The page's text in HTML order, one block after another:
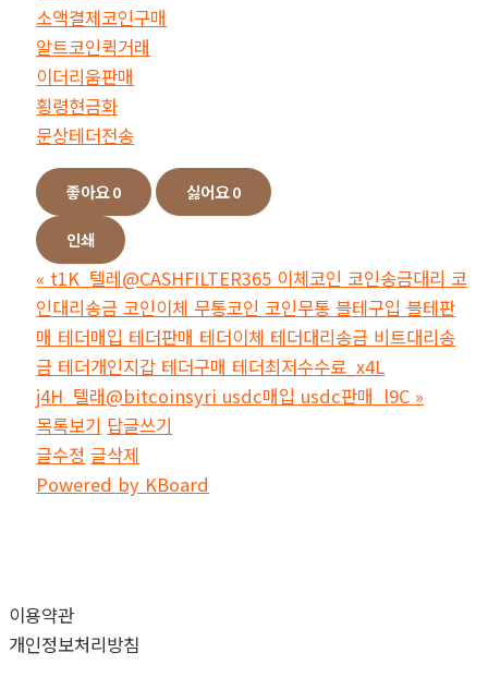
소액결제코인구매
알트코인퀵거래
이더리움판매
횡령현금화
문상테더전송
좋아요0 싫어요0
인쇄
« t1K_텔레@CASHFILTER365 이체코인 코인송금대리 코
인대리송금 코인이체 무통코인 코인무통 블테구입 블테판
매 테더매입 테더판매 테더이체 테더대리송금 비트대리송
금 테더개인지갑 테더구매 테더최저수수료_x4L
j4H_텔래@bitcoinsyri usdc매입 usdc판매_l9C »
목록보기 답글쓰기
글수정 글삭제
Powered by KBoard
이용약관
개인정보처리방침